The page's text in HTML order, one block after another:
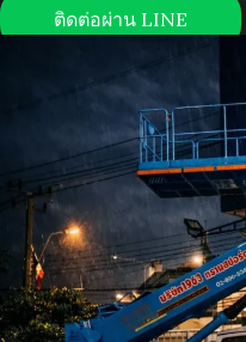
ติดต่อผ่าน LINE